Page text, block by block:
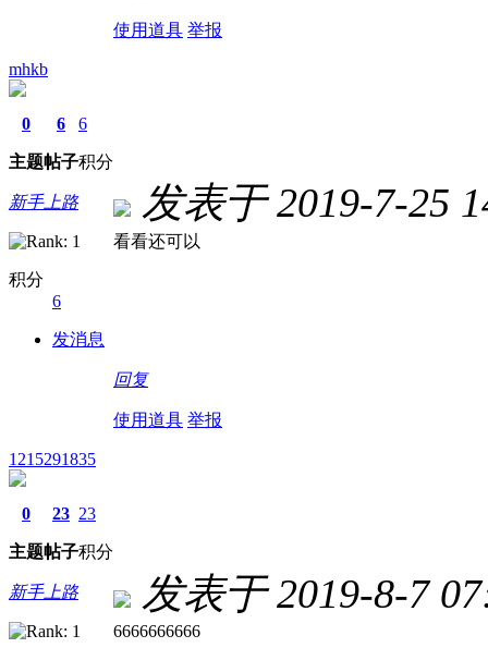
使用道具 举报
mhkb
0
主题
6
帖子
6
积分
新手上路
积分
6
发消息
发表于 2019-7-25
看看还可以
回复
使用道具 举报
1215291835
0
主题
23
帖子
23
积分
新手上路 发表于 2019-8-7
6666666666